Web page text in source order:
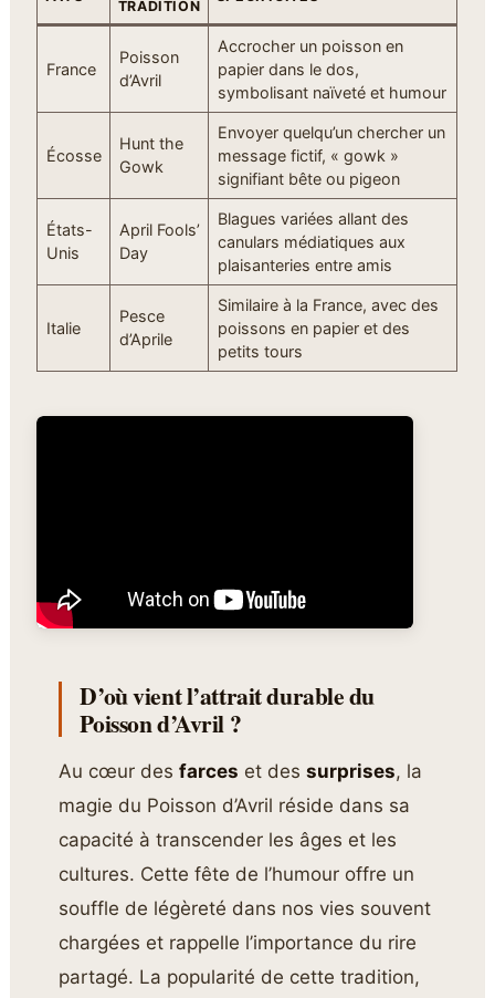
TRADITION
France
Poisson
d’Avril
Accrocher un poisson en
papier dans le dos,
symbolisant naïveté et humour
Écosse
Hunt the
Gowk
Envoyer quelqu’un chercher un
message fictif, « gowk »
signifiant bête ou pigeon
États-
Unis
April Fools’
Day
Blagues variées allant des
canulars médiatiques aux
plaisanteries entre amis
Italie
Pesce
d’Aprile
Similaire à la France, avec des
poissons en papier et des
petits tours
D’où vient l’attrait durable du
Poisson d’Avril ?
Au cœur desfarces et dessurprises, la
magie du Poisson d’Avril réside dans sa
capacité à transcender les âges et les
cultures. Cette fête de l’humour offre un
souffle de légèreté dans nos vies souvent
chargées et rappelle l’importance du rire
partagé. La popularité de cette tradition,